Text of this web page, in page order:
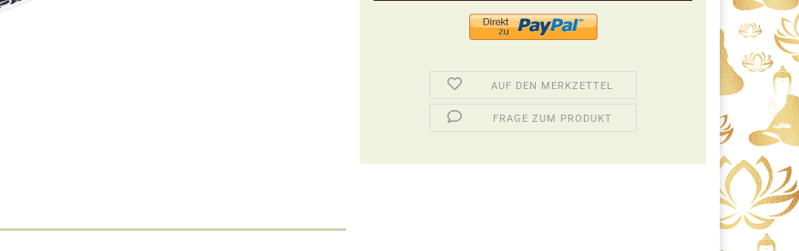
AUF DEN MERKZETTEL
FRAGE ZUM PRODUKT